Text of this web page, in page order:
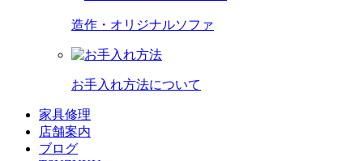
造作・オリジナルソファ
お手入れ方法について
家具修理
店舗案内
ブログ